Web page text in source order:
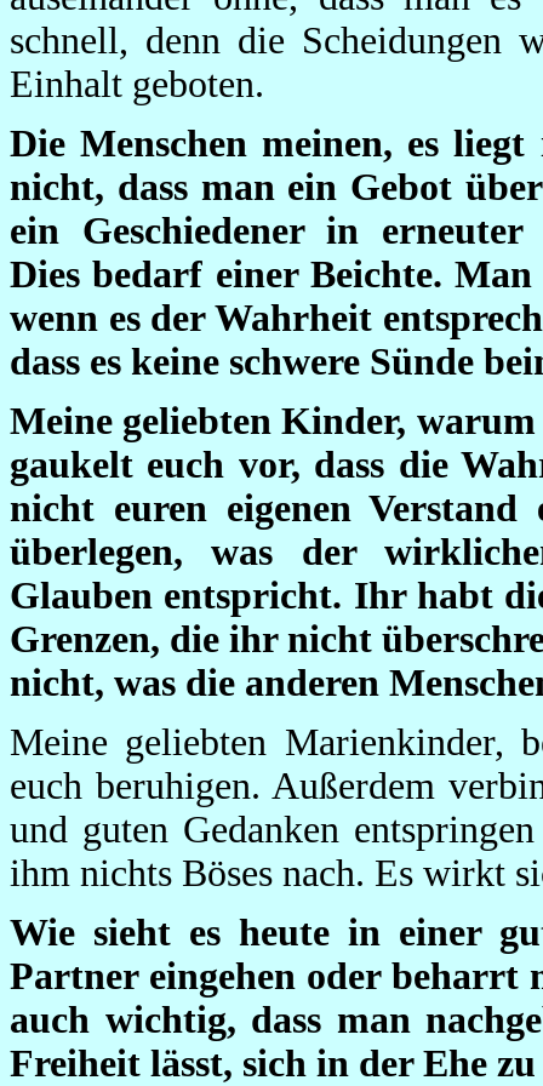
schnell, denn die Scheidungen
Einhalt geboten.
Die Menschen meinen, es
nicht, dass man ein Gebot
ein Geschiedener in erneuter
Dies bedarf einer Beichte.
wenn es der Wahrheit
dass es keine schwere Sünde
Meine geliebten Kinder,
gaukelt euch vor, dass die
nicht euren eigenen
überlegen, was der
Glauben entspricht. Ihr habt
Grenzen, die ihr nicht
nicht, was die anderen
Meine geliebten Marienkinder,
euch beruhigen. Außerdem
und guten Gedanken
ihm nichts Böses nach. Es wirkt
Wie sieht es heute in einer
Partner eingehen oder beharrt
auch wichtig, dass man
Freiheit lässt, sich in der Ehe